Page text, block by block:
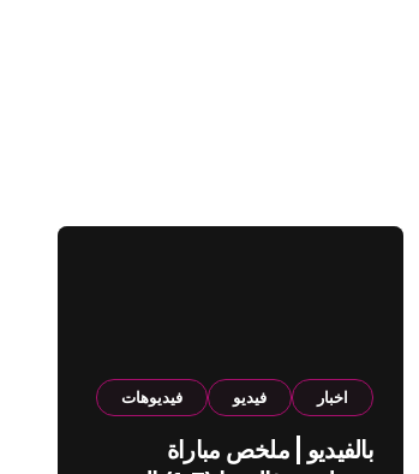
اخبار فيديو فيديوهات
بالفيديو | ملخص مباراة